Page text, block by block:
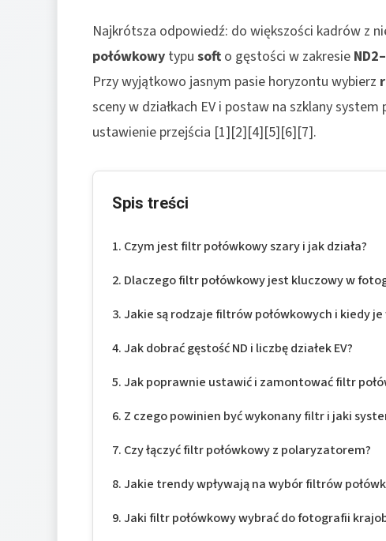
Najkrótsza odpowiedź: do większości kadrów z
połówkowy typu soft o gęstości w zakresie
Przy wyjątkowo jasnym pasie horyzontu wybierz
sceny w działkach EV i postaw na szklany
ustawienie przejścia [1][2][4][5][6][7].
Spis treści
Czym jest filtr połówkowy szary i jak działa?
Dlaczego filtr połówkowy jest kluczowy w
Jakie są rodzaje filtrów połówkowych i kiedy je
Jak dobrać gęstość ND i liczbę działek EV?
Jak poprawnie ustawić i zamontować filtr
Z czego powinien być wykonany filtr i jaki
Czy łączyć filtr połówkowy z polaryzatorem?
Jakie trendy wpływają na wybór filtrów
Jaki filtr połówkowy wybrać do fotografii